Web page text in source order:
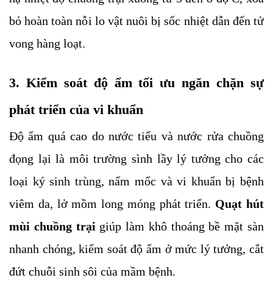
bỏ hoàn toàn nỗi lo vật nuôi bị sốc nhiệt dẫn đến tử
vong hàng loạt.
3. Kiểm soát độ ẩm tối ưu ngăn chặn sự
phát triển của vi khuẩn
Độ ẩm quá cao do nước tiểu và nước rửa chuồng
đọng lại là môi trường sình lầy lý tưởng cho các
loại ký sinh trùng, nấm mốc và vi khuẩn bị bệnh
viêm da, lở mồm long móng phát triển. Quạt hút
mùi chuồng trại giúp làm khô thoáng bề mặt sàn
nhanh chóng, kiểm soát độ ẩm ở mức lý tưởng, cắt
đứt chuỗi sinh sôi của mầm bệnh.